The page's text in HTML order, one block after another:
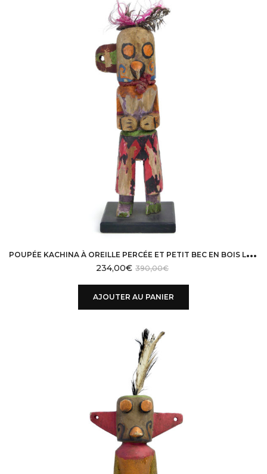
P
OUPÉE KACHINA À OREILLE PERCÉE ET PETIT BEC EN BOIS LÉGER HOPI USA
390,00€
234,00€
AJOUTER AU PANIER